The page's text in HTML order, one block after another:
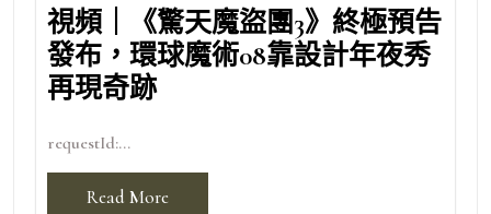
視頻｜《驚天魔盜團3》終極預告
發布，環球魔術08靠設計年夜秀
再現奇跡
requestId:...
Read More